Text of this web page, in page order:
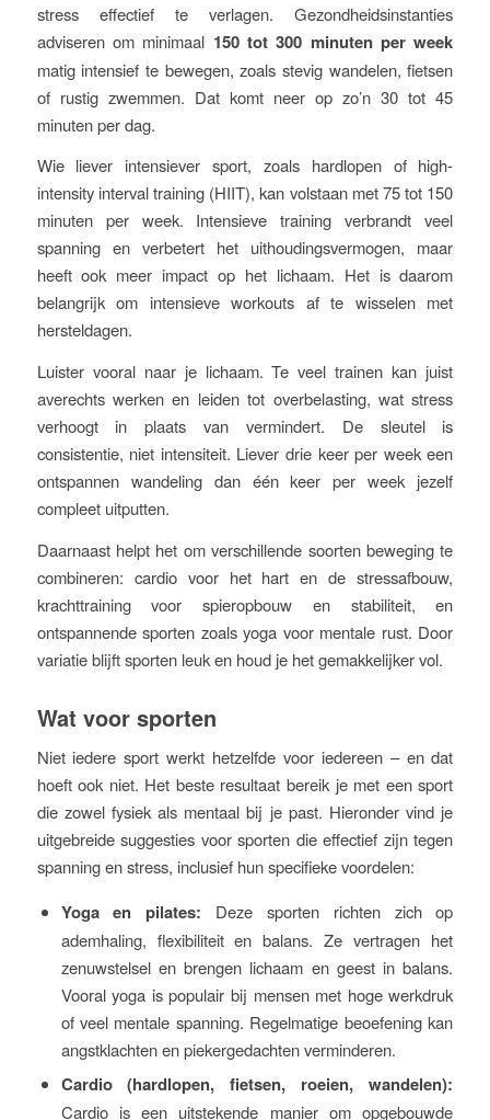
stress effectief te verlagen. Gezondheidsinstanties
adviseren om minimaal 150 tot 300 minuten per week
matig intensief te bewegen, zoals stevig wandelen, fietsen
of rustig zwemmen. Dat komt neer op zo’n 30 tot 45
minuten per dag.
Wie liever intensiever sport, zoals hardlopen of high-
intensity interval training (HIIT), kan volstaan met 75 tot 150
minuten per week. Intensieve training verbrandt veel
spanning en verbetert het uithoudingsvermogen, maar
heeft ook meer impact op het lichaam. Het is daarom
belangrijk om intensieve workouts af te wisselen met
hersteldagen.
Luister vooral naar je lichaam. Te veel trainen kan juist
averechts werken en leiden tot overbelasting, wat stress
verhoogt in plaats van vermindert. De sleutel is
consistentie, niet intensiteit. Liever drie keer per week een
ontspannen wandeling dan één keer per week jezelf
compleet uitputten.
Daarnaast helpt het om verschillende soorten beweging te
combineren: cardio voor het hart en de stressafbouw,
krachttraining voor spieropbouw en stabiliteit, en
ontspannende sporten zoals yoga voor mentale rust. Door
variatie blijft sporten leuk en houd je het gemakkelijker vol.
Wat voor sporten
Niet iedere sport werkt hetzelfde voor iedereen – en dat
hoeft ook niet. Het beste resultaat bereik je met een sport
die zowel fysiek als mentaal bij je past. Hieronder vind je
uitgebreide suggesties voor sporten die effectief zijn tegen
spanning en stress, inclusief hun specifieke voordelen:
Yoga en pilates: Deze sporten richten zich op
ademhaling, flexibiliteit en balans. Ze vertragen het
zenuwstelsel en brengen lichaam en geest in balans.
Vooral yoga is populair bij mensen met hoge werkdruk
of veel mentale spanning. Regelmatige beoefening kan
angstklachten en piekergedachten verminderen.
Cardio (hardlopen, fietsen, roeien, wandelen):
Cardio is een uitstekende manier om opgebouwde